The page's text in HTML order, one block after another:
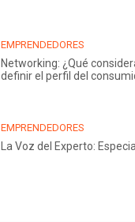
EMPRENDEDORES
Networking: ¿Qué
definir el perfil del
EMPRENDEDORES
La Voz del Experto: